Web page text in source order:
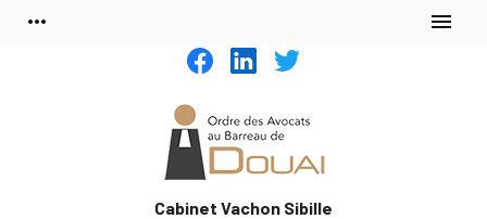
more_horiz menu
Cabinet Vachon Sibille